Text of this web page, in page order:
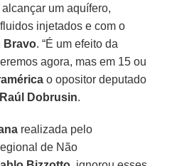
um aquífero,
injetados e com o
Bravo. “É um efeito da
agora, mas em 15 ou
o opositor deputado
Raúl Dobrusin.
realizada pelo
de Não